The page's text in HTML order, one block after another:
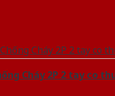
Cháy 2P 2 tay co